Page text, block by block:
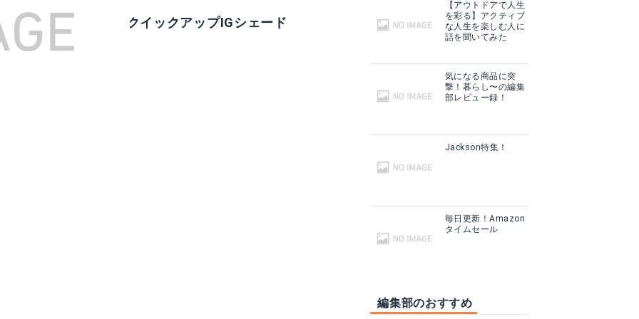
ルマン(Coleman)「クイックアップIGシェード
【アウトドアで人生
を彩る】アクティブ
な人生を楽しむ人に
話を聞いてみた
気になる商品に突
撃！暮らし〜の編集
部レビュー録！
Jackson特集！
毎日更新！Amazon
タイムセール
編集部のおすすめ